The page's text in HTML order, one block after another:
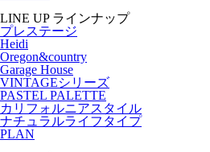
LINE UP ラインナップ
プレステージ
Heidi
Oregon&country
Garage House
VINTAGEシリーズ
PASTEL PALETTE
カリフォルニアスタイル
ナチュラルライフタイプ
PLAN